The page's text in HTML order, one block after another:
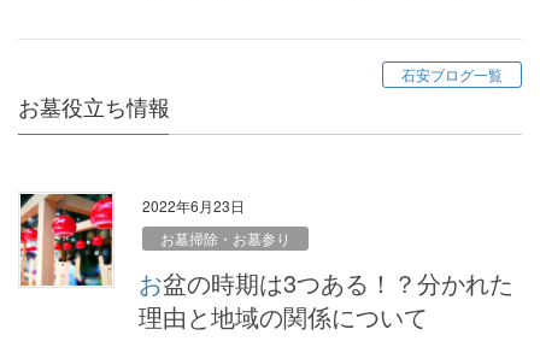
石安ブログ一覧
お墓役立ち情報
2022年6月23日
お墓掃除・お墓参り
お盆の時期は3つある！？分かれた
理由と地域の関係について